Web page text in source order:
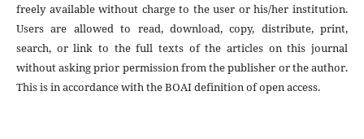
freely available without charge to the user or his/her institution.
Users are allowed to read, download, copy, distribute, print,
search, or link to the full texts of the articles on this journal
without asking prior permission from the publisher or the author.
This is in accordance with the BOAI definition of open access.